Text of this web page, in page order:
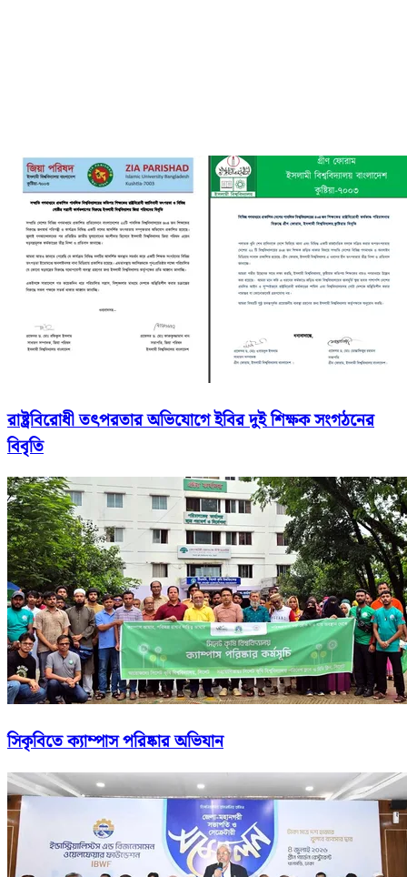
রাষ্ট্রবিরোধী তৎপরতার অভিযোগে ইবির দুই শিক্ষক সংগঠনের
বিবৃতি
সিকৃবিতে ক্যাম্পাস পরিষ্কার অভিযান